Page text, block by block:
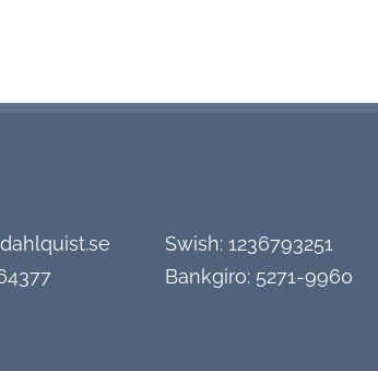
Swish: 1236793251
Bankgiro: 5271-9960